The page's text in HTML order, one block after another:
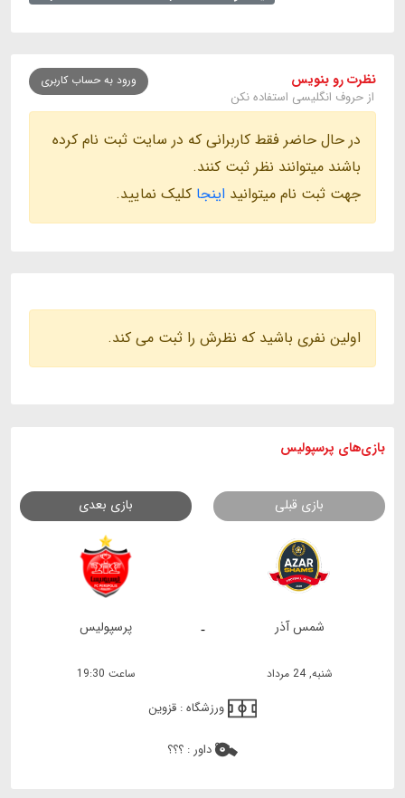
نظرت رو بنویس
از حروف انگلیسی استفاده نکن
ورود به حساب کاربری
در حال حاضر فقط کاربرانی که در سایت ثبت نام کرده
باشند میتوانند نظر ثبت کنند.
جهت ثبت نام میتوانید اینجا کلیک نمایید.
اولین نفری باشید که نظرش را ثبت می کند.
بازی های پرسپولیس
بازی قبلی بازی بعدی
- شمس آذر پرسپولیس
شنبه, 24 مرداد ساعت 19:30
ورزشگاه : قزوین
داور : ؟؟؟